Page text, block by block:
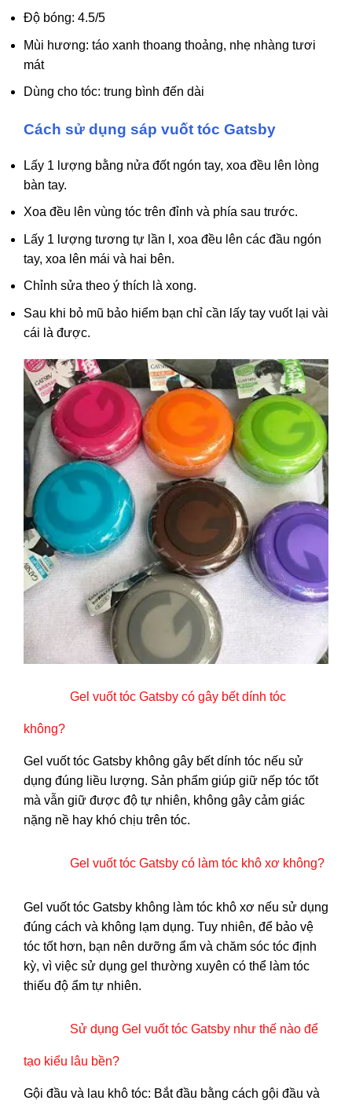
Độ bóng: 4.5/5
Mùi hương: táo xanh thoang thoảng, nhẹ nhàng tươi
mát
Dùng cho tóc: trung bình đến dài
Cách sử dụng sáp vuốt tóc Gatsby
Lấy 1 lượng bằng nửa đốt ngón tay, xoa đều lên lòng
bàn tay.
Xoa đều lên vùng tóc trên đỉnh và phía sau trước.
Lấy 1 lượng tương tự lần I, xoa đều lên các đầu ngón
tay, xoa lên mái và hai bên.
Chỉnh sửa theo ý thích là xong.
Sau khi bỏ mũ bảo hiểm bạn chỉ cần lấy tay vuốt lại vài
cái là được.
Gel vuốt tóc Gatsby có gây bết dính tóc
không?
Gel vuốt tóc Gatsby không gây bết dính tóc nếu sử
dụng đúng liều lượng. Sản phẩm giúp giữ nếp tóc tốt
mà vẫn giữ được độ tự nhiên, không gây cảm giác
nặng nề hay khó chịu trên tóc.
Gel vuốt tóc Gatsby có làm tóc khô xơ không?
Gel vuốt tóc Gatsby không làm tóc khô xơ nếu sử dụng
đúng cách và không lạm dụng. Tuy nhiên, để bảo vệ
tóc tốt hơn, bạn nên dưỡng ẩm và chăm sóc tóc định
kỳ, vì việc sử dụng gel thường xuyên có thể làm tóc
thiếu độ ẩm tự nhiên.
Sử dụng Gel vuốt tóc Gatsby như thế nào để
tạo kiểu lâu bền?
Gội đầu và lau khô tóc: Bắt đầu bằng cách gội đầu và